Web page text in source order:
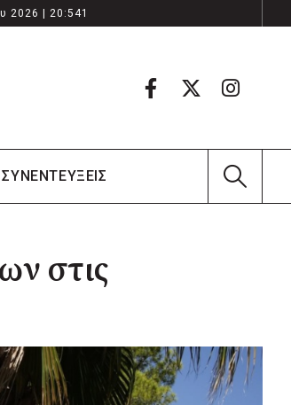
2026 | 20:541
ΣΥΝΕΝΤΕΥΞΕΙΣ
στις